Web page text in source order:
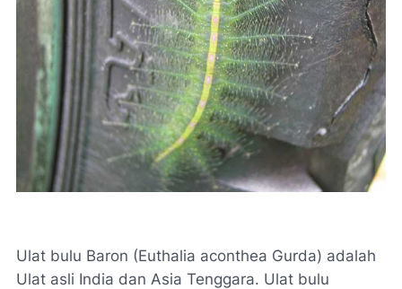
Ulat bulu Baron (Euthalia aconthea Gurda) adalah
Ulat asli India dan Asia Tenggara. Ulat bulu